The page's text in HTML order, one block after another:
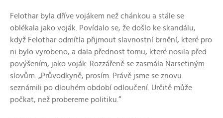
Felothar byla dříve vojákem než chánkou a stále se
oblékala jako voják. Povídalo se, že došlo ke skandálu,
když Felothar odmítla přijmout slavnostní brnění, které pro
ni bylo vyrobeno, a dala přednost tomu, které nosila před
povýšením, jako voják. Rozzářeně se zasmála Narsetiným
slovům. „Průvodkyně, prosím. Právě jsme se znovu
seznámili po dlouhém období odloučení. Určitě může
počkat, než probereme politiku.“